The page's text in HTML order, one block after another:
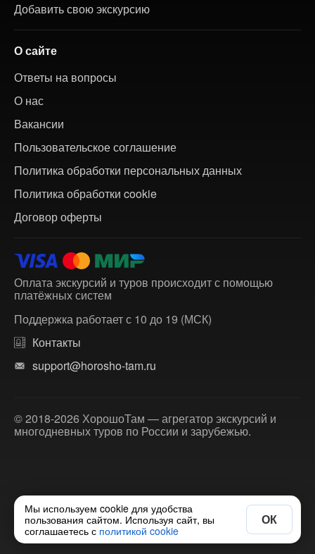
Добавить свою экскурсию
О сайте
Ответы на вопросы
О нас
Вакансии
Пользовательское соглашение
Политика обработки персональных данных
Политика обработки cookie
Договор оферты
Оплата экскурсий и туров происходит с помощью
платёжных систем
Поддержка работает с 10 до 19 (МСК)
Контакты
support@horosho-tam.ru
© 2018-2026 ХорошоТам — агрегатор экскурсий и
многодневных туров по России и зарубежью.
Мы используем cookie для удобства
пользования сайтом. Используя сайт, вы
соглашаетесь с политикой cookie
ОК